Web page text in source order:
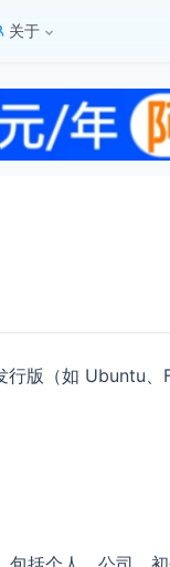
关于
行版（如 Ubuntu